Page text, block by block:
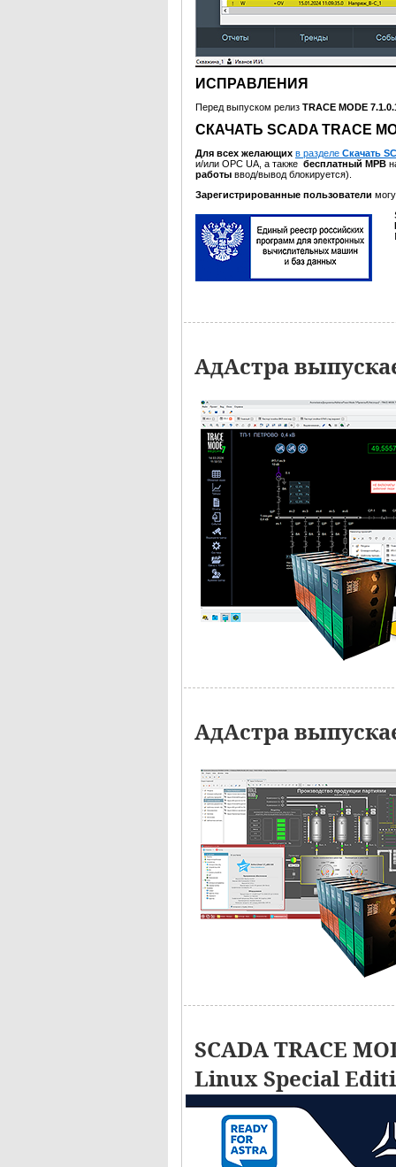
ИСПРАВЛЕНИЯ
Перед выпуском релиз TRACE MODE
СКАЧАТЬ SCADA TRACE
Для всех желающих в разделе Скачать
и/или OPC UA, а также бесплатный МРВ
работы ввод/вывод блокируется).
Зарегистрированные пользователи
АдАстра
АдАстра
SCADA TRACE
Linux Special